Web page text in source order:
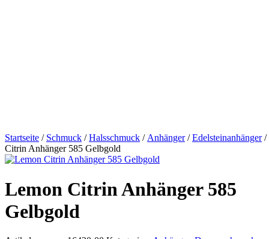
Startseite / Schmuck /Halsschmuck / Anhänger/Edelsteinanhänger/
Citrin Anhänger 585 Gelbgold
Lemon Citrin Anhänger 585
Gelbgold